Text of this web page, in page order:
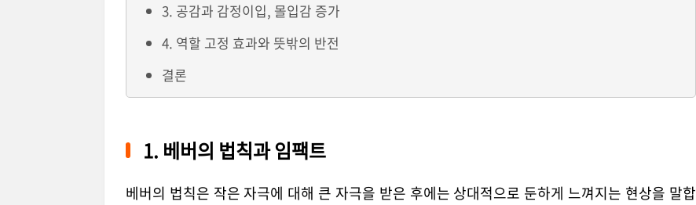
3. 공감과 감정이입, 몰입감 증가
4. 역할 고정 효과와 뜻밖의 반전
결론
1. 베버의 법칙과 임팩트
베버의 법칙은 작은 자극에 대해 큰 자극을 받은 후에는 상대적으로 둔하게 느껴지는 현상을 말합